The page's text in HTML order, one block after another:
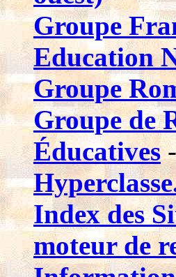
Groupe
Education
Groupe
Groupe de
Éducatives-
Index des
moteur de